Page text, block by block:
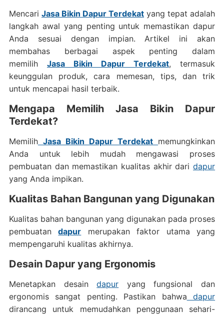
Mencari Jasa Bikin Dapur Terdekat yang tepat adalah
langkah awal yang penting untuk memastikan dapur
Anda sesuai dengan impian. Artikel ini akan
membahas berbagai aspek penting dalam
memilih Jasa Bikin Dapur Terdekat, termasuk
keunggulan produk, cara memesan, tips, dan trik
untuk mencapai hasil terbaik.
Mengapa Memilih Jasa Bikin Dapur
Terdekat?
Memilih Jasa Bikin Dapur Terdekat memungkinkan
Anda untuk lebih mudah mengawasi proses
pembuatan dan memastikan kualitas akhir daridapur
yang Anda impikan.
Kualitas Bahan Bangunan yang Digunakan
Kualitas bahan bangunan yang digunakan pada proses
pembuatandapur merupakan faktor utama yang
mempengaruhi kualitas akhirnya.
Desain Dapur yang Ergonomis
Menetapkan desaindapur yang fungsional dan
ergonomis sangat penting. Pastikan bahwa dapur
dirancang untuk memudahkan penggunaan sehari-